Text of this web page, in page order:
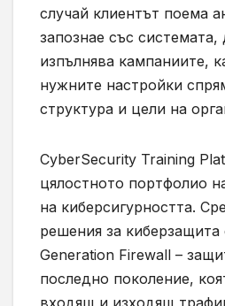
случай клиентът поема
запознае със
изпълнява кампаниите,
нужните настройки
структура и цели на
CyberSecurity Training
цялостното портфолио
на киберсигурността.
решения за киберзащита
Generation Firewall –
последно поколение,